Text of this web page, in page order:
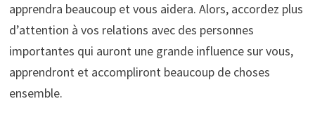
apprendra beaucoup et vous aidera. Alors, accordez plus
d’attention à vos relations avec des personnes
importantes qui auront une grande influence sur vous,
apprendront et accompliront beaucoup de choses
ensemble.